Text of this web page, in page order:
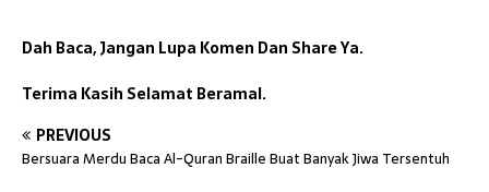
Dah Baca, Jangan Lupa Komen Dan Share Ya.
Terima Kasih Selamat Beramal.
PREVIOUS
Bersuara Merdu Baca Al-Quran Braille Buat Banyak Jiwa Tersentuh